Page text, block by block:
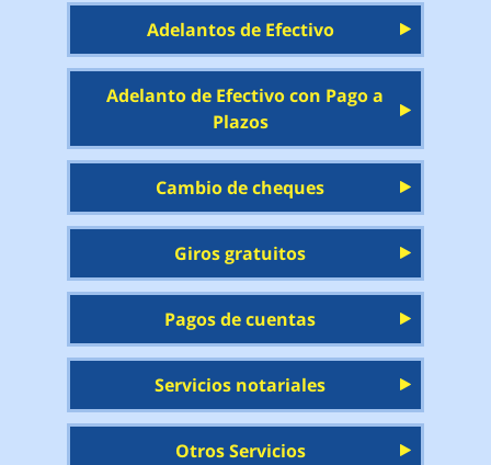
Adelantos de Efectivo
Adelanto de Efectivo con Pago a
Plazos
Cambio de cheques
Giros gratuitos
Pagos de cuentas
Servicios notariales
Otros Servicios